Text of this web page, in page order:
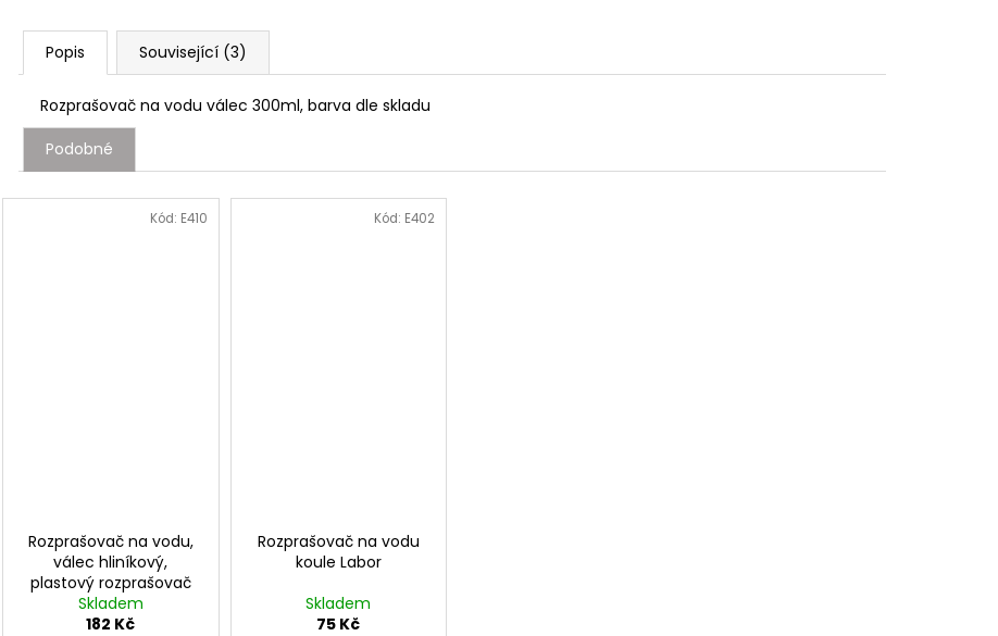
Popis Související (3)
Rozprašovač na vodu válec 300ml, barva dle skladu
Podobné
Rozprašovač na vodu,
válec hliníkový,
plastový rozprašovač
250ml
Skladem
182 Kč
Kód: E410
Rozprašovač na vodu
koule Labor
Skladem
75 Kč
Kód: E402